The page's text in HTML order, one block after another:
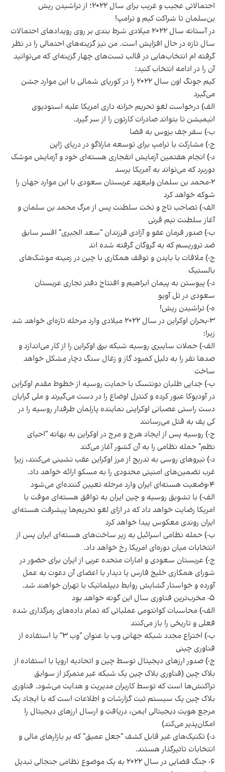
احتمالاتی عجیب و غریب برای سال ۲۰۲۲؛ از تراشیدن ریش
بن‌سلمان تا شراکت کیم و ترامپ!
در آستانه سال ۲۰۲۲ میلادی شرط بندی بر روی رویداد‌های احتمالات
سال تازه در حال افزایش است. من نیز گزینه‌های احتمالی را در نظر
گرفته ام انتخاب‌هایی در قالب تست‌های چهار گزینه‌ای که می‌توانید
آن را در ادامه انتخاب کنید:
کیم جونگ اون سال ۲۰۲۲ را در
کوریای شمالی با این موارد جشن
می‌گیرد
الف) درخواست لغو تحریم خزانه داری امریکا علیه استودیوی
انیمیشن تا بتواند صادرات کارتون را از سر گیرد.
ب-) سفر جف بزوس به فضا
ج-) مشارکت با ترامپ برای توسعه مارلاگو در دریای ژاپن
د-) انجام هفتمین آزمایش انفجاری هسته‌ای خود و آزمایش موشک
دوربرد که می‌تواند به آمریکا برسد
۲-محمد بن سلمان ولیعهد عربستان سعودی با این موارد جهان را
شوکه خواهد کرد
الف-) تصاحب تاج و تخت سلطنت پس از مرگ محمد بن سلمان و
آغاز سلطنت نیم قرنی
ب-) صدور فرمان عفو و آزادی فرزندان “سعد الجبری” افسر سابق
ضد تروریسم که به گروگان گرفته شده اند
ج-) ملاقات با بایدن و توقف همکاری با چین در زمینه موشک‌های
بالستیک
د-) پیوستن به پیمان ابراهیم و افتتاح دفتر تجاری عربستان
سعودی در تل آویو
ه-) تراشیدن ریش!
۳-بحران اوکراین در سال ۲۰۲۲ میلادی وارد مرحله تازه‌ای خواهد شد
زیرا:
الف-) حملات سایبری روسیه شبکه برق اوکراین را از کار می‌اندازد و
صد‌ها نفر را به دلیل کمبود گاز و زغال سنگ دچار مشکل خواهد
ساخت
ب-) جدایی طلبان دونتسک با حمایت روسیه از خطوط مقدم اوکراین
در آودیوکا عبور کرده و کنترل اوضاع را در دست می‌گیرند و ملی گرایان
دست راستی عصبانی اوکراینی نماینده پارلمان طرفدار روسیه را در
کی یف به قتل می‌رسانند
ج-) روسیه پس از ایجاد هرج و مرج در اوکراین به بهانه “احیای
نظم” حمله نظامی را به آن کشور آغاز می‌کند
د-) نیرو‌های روسی به تدریج از مرز اوکراین عقب نشینی می‌کنند، زیرا
غرب تضمین‌های امنیتی محدودی را به مسکو ارائه خواهد داد.
۴-وضعیت هسته‌ای ایران وارد مرحله تعیین کننده‌ای می‌شود
الف-) با تشویق روسیه و چین ایران به توافق هسته‌ای موقت با
امریکا رضایت خواهد داد که در ازای لغو تحریم‌ها پیشرفت هسته‌ای
ایران روندی معکوس پیدا خواهد کرد
ب-) حمله نظامی اسرائیل به زیر ساخت‌های هسته‌ای ایران پس از
انتخابات میان دوره‌ای امریکا رخ خواهد داد.
ج-) عربستان سعودی و امارات متحده عربی از ایران برای حضور در
شورای همکاری خلیج فارس یا دیدار با اعضای آن دعوت به عمل
آورده و خواستار گشایش روابط دیپلماتیک با تهران خواهند شد.
۵- مخرب‌ترین فناوری سال این گونه خواهد بود
الف-) محاسبات کوانتومی عملیاتی که تمام داده‌های رمزگذاری شده
فعلی و تاریخی را باز می‌کنند
ب-) اختراع مجدد شبکه جهانی وب با عنوان “وب ۳” با استفاده از
فناوری چینی
ج-) صدور ارز‌های دیجیتال توسط چین و اتحادیه اروپا با استفاده از
بلاک چین (فناوری بلاک چین یک شبکه غیر متمرکز از سوابق
تراکنش‌ها است که توسط کاربران مدیریت و هدایت می‌شود. فناوری
بلاک چین یک سیستم ثبت گزارشات و اطلاعات است که با ایجاد یک
مرجع هویت دیجیتالی ایمن، دریافت و ارسال ارز‌های دیجیتال را
امکان‌پذیر می‌کند)
د-) تکنیک‌های غیر قابل کشف “جعل عمیق” که بر بازار‌های مالی و
انتخابات تاثیرگذار هستند.
۶- جنگ فضایی در سال ۲۰۲۲ به یک موضوع نظامی جنجالی تبدیل